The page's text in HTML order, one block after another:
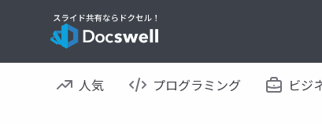
人気 プログラミング ビジ